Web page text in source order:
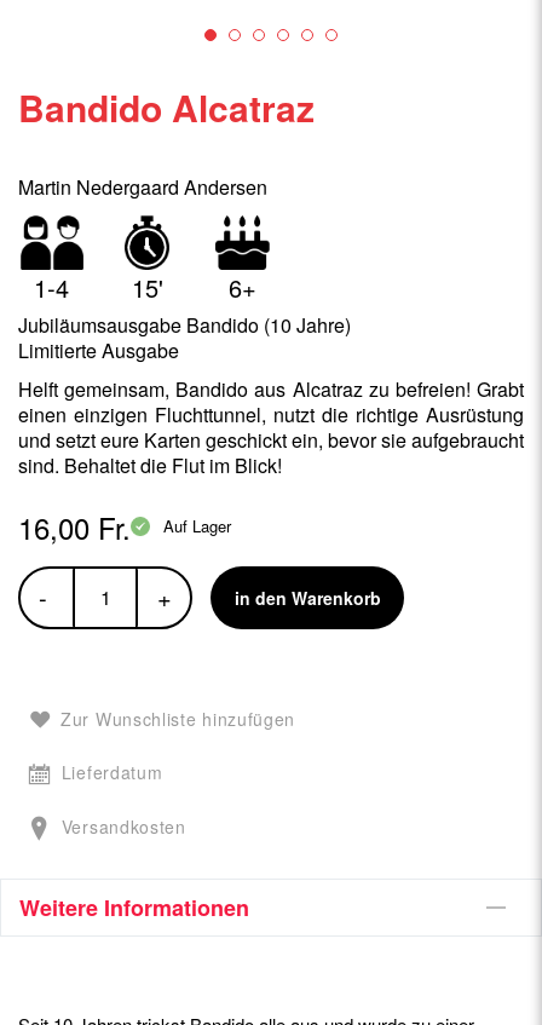
Bandido Alcatraz
Martin Nedergaard Andersen
1-4 15' 6+
Jubiläumsausgabe Bandido (10 Jahre)
Limitierte Ausgabe
Helft gemeinsam, Bandido aus Alcatraz zu befreien! Grabt
einen einzigen Fluchttunnel, nutzt die richtige Ausrüstung
und setzt eure Karten geschickt ein, bevor sie aufgebraucht
sind. Behaltet die Flut im Blick!
16,00 Fr. Auf Lager
- + in den Warenkorb
Zur Wunschliste hinzufügen
Lieferdatum
Versandkosten
Weitere Informationen